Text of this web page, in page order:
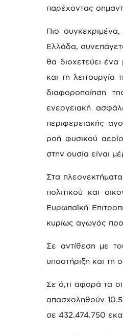
παρέχοντας
Πιο
Ελλάδα,
θα διοχετεύει
και τη
διαφοροποίηση
ενεργειακή
περιφερειακής
ροή φυσικού
στην ουσία είναι
Στα
πολιτικού και
Ευρωπαϊκή
κυρίως αγωγός
Σε αντίθεση με
υποστήριξη και τη
Σε ό,τι αφορά τα
απασχοληθούν
σε 432.474.750